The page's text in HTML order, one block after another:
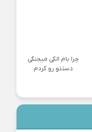
چرا بام الکی میجنگی
دستتو رو کردم